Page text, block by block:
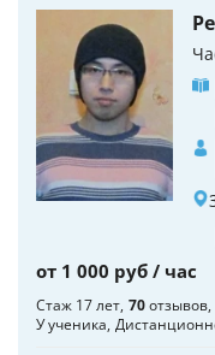
от 1 000 руб / час
Стаж 17 лет 70отзывов
У ученика